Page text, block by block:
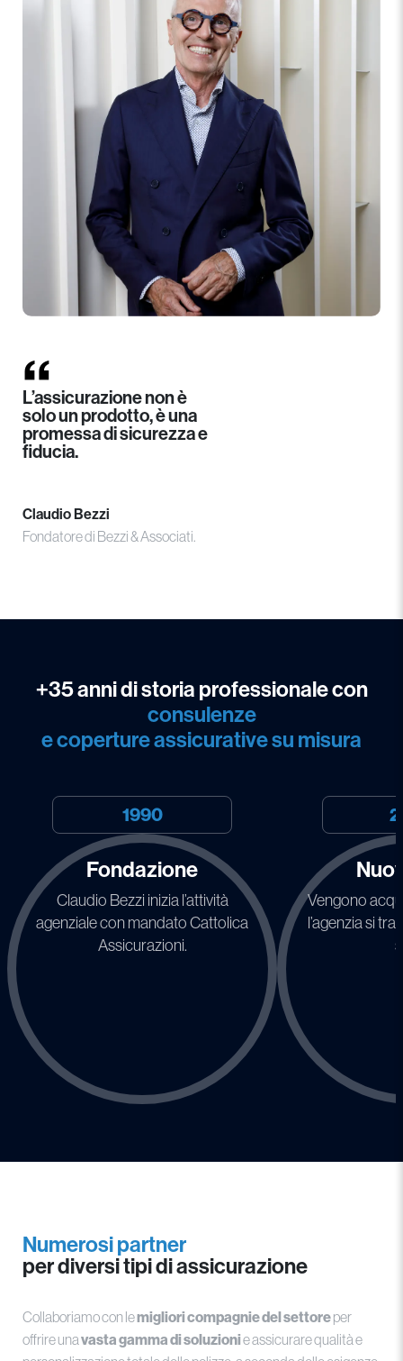
L’assicurazione non è
solo un prodotto, è una
promessa di sicurezza e
fiducia.
Claudio Bezzi
Fondatore di Bezzi & Associati.
+35 anni di storia professionale con
consulenze
e coperture assicurative su misura
1990
Fondazione
Claudio Bezzi inizia l’attività
agenziale con mandato Cattolica
Assicurazioni.
Vengono
l’agenzia si
Numerosi partner
per diversi tipi di assicurazione
Collaboriamo con lemigliori compagnie del settoreper
offrire unavasta gamma di soluzionie assicurare qualità e